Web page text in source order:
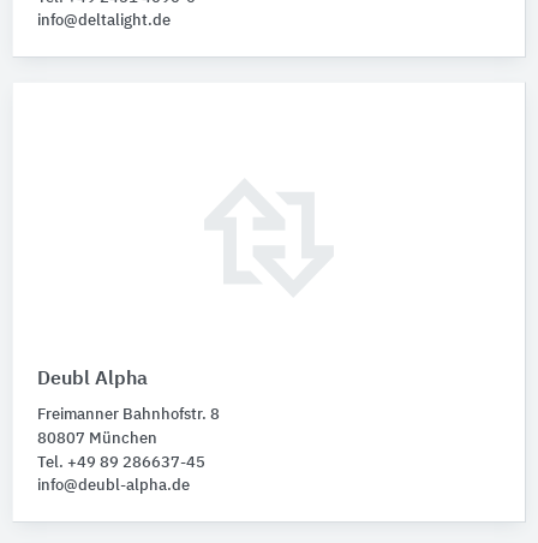
info@deltalight.de
Deubl Alpha
Freimanner Bahnhofstr. 8
80807 München
Tel. +49 89 286637-45
info@deubl-alpha.de